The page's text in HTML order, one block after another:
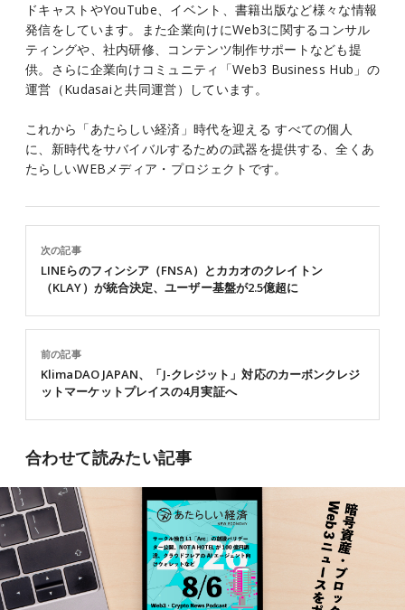
ドキャストやYouTube、イベント、書籍出版など様々な情報
発信をしています。また企業向けにWeb3に関するコンサル
ティングや、社内研修、コンテンツ制作サポートなども提
供。さらに企業向けコミュニティ「Web3 Business Hub」の
運営（Kudasaiと共同運営）しています。
これから「あたらしい経済」時代を迎える すべての個人
に、新時代をサバイバルするための武器を提供する、全くあ
たらしいWEBメディア・プロジェクトです。
前の記事
KlimaDAO JAPAN、「J-クレジット」対応のカーボンクレジ
ットマーケットプレイスの4月実証へ
次の記事
LINEらのフィンシア（FNSA）とカカオのクレイトン
（KLAY）が統合決定、ユーザー基盤が2.5億超に
合わせて読みたい記事